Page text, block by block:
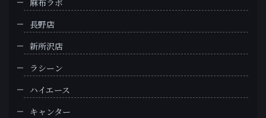
麻布ラボ
長野店
新所沢店
ラシーン
ハイエース
キャンター